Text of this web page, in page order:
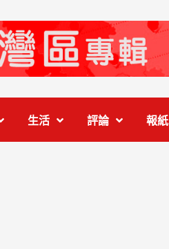
生活 評論 報紙